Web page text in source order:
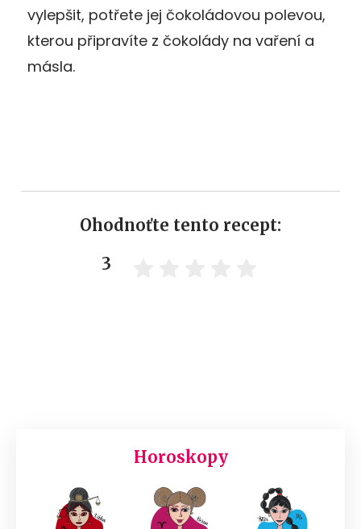
vylepšit, potřete jej čokoládovou polevou,
kterou připravíte z čokolády na vaření a
másla.
Ohodnoťte tento recept:
3
Horoskopy